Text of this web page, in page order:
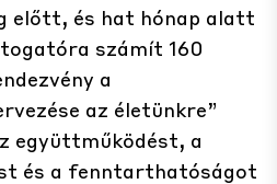
előtt, és hat hónap alatt
számít 160
a
az életünkre”
együttműködést, a
és a fenntarthatóságot